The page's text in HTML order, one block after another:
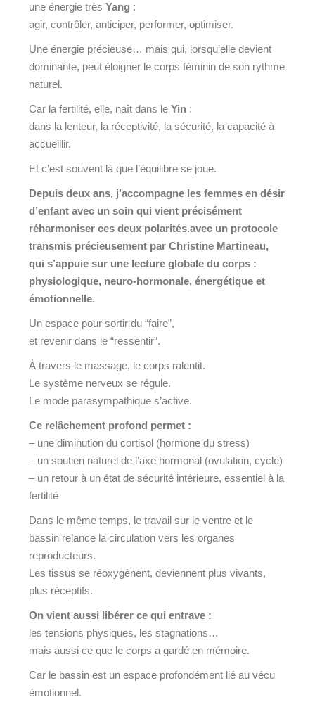
une énergie trèsYang :
agir, contrôler, anticiper, performer, optimiser.
Une énergie précieuse… mais qui, lorsqu’elle devient
dominante, peut éloigner le corps féminin de son rythme
naturel.
Car la fertilité, elle, naît dans leYin :
dans la lenteur, la réceptivité, la sécurité, la capacité à
accueillir.
Et c’est souvent là que l’équilibre se joue.
Depuis deux ans, j’accompagne les femmes en désir
d’enfant avec un soin qui vient précisément
réharmoniser ces deux polarités.avec un protocole
transmis précieusement par Christine Martineau,
qui s’appuie sur une lecture globale du corps :
physiologique, neuro-hormonale, énergétique et
émotionnelle.
Un espace pour sortir du “faire”,
et revenir dans le “ressentir”.
À travers le massage, le corps ralentit.
Le système nerveux se régule.
Le mode parasympathique s’active.
Ce relâchement profond permet :
– une diminution du cortisol (hormone du stress)
– un soutien naturel de l’axe hormonal (ovulation, cycle)
– un retour à un état de sécurité intérieure, essentiel à la
fertilité
Dans le même temps, le travail sur le ventre et le
bassin relance la circulation vers les organes
reproducteurs.
Les tissus se réoxygènent, deviennent plus vivants,
plus réceptifs.
On vient aussi libérer ce qui entrave :
les tensions physiques, les stagnations…
mais aussi ce que le corps a gardé en mémoire.
Car le bassin est un espace profondément lié au vécu
émotionnel.